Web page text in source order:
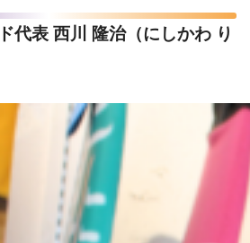
代表 西川 隆治（にしかわ り